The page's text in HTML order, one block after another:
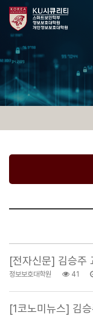
[전자신문] 김승주
정보보호대학원 41
[1코노미뉴스] 김